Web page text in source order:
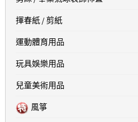
揮春紙 / 剪紙
運動體育用品
玩具娛樂用品
兒童美術用品
風箏